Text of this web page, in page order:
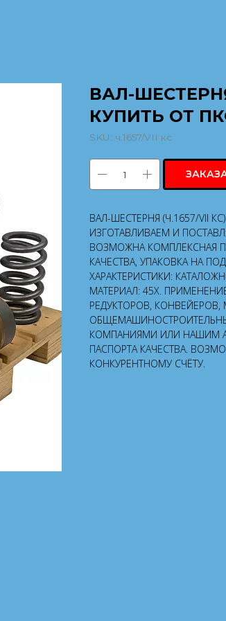
ВАЛ-
КУПИТЬ ОТ
SKU: ч.1657/VII кс
ВАЛ-ШЕСТЕРНЯ (Ч.1657/VII
ИЗГОТАВЛИВАЕМ И
ВОЗМОЖНА КОМПЛЕКСНАЯ
КАЧЕСТВА, УПАКОВКА НА
ХАРАКТЕРИСТИКИ:
МАТЕРИАЛ: 45Х.
РЕДУКТОРОВ,
КОМПАНИЯМИ ИЛИ НАШИМ
ПАСПОРТА КАЧЕСТВА.
КОНКУРЕНТНОМУ СЧЁТУ.